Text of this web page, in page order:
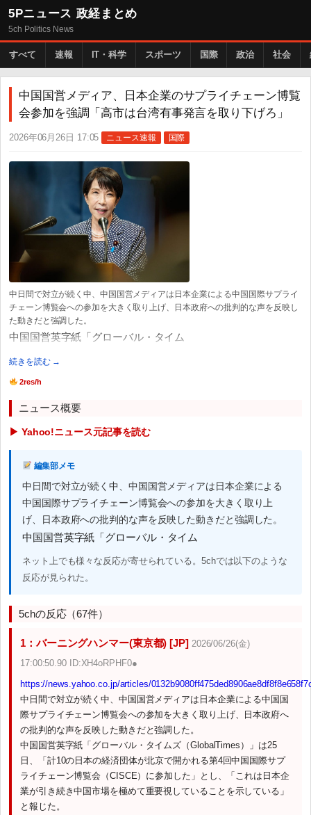
5Pニュース 政経まとめ
5ch Politics News
すべて 速報 IT・科学 スポーツ 国際 政治 社会
中国国営メディア、日本企業のサプライチェーン博覧
会参加を強調「高市は台湾有事発言を取り下げろ」
2026年06月26日 17:05 ニュース速報 国際
中日間で対立が続く中、中国国営メディアは日本企業による中国国際サプライ
チェーン博覧会への参加を大きく取り上げ、日本政府への批判的な声を反映し
た動きだと強調した。
中国国営英字紙「グローバル・タイム
続きを読む →
2res/h
ニュース概要
▶ Yahoo!ニュース元記事を読む
編集部メモ
中日間で対立が続く中、中国国営メディアは日本企業による
中国国際サプライチェーン博覧会への参加を大きく取り上
げ、日本政府への批判的な声を反映した動きだと強調した。
中国国営英字紙「グローバル・タイム
ネット上でも様々な反応が寄せられている。5chでは以下のような
反応が見られた。
5chの反応（67件）
1：バーニングハンマー(東京都) [JP] 2026/06/26(金)
17:00:50.90 ID:XH4oRPHF0●
https://news.yahoo.co.jp/articles/
中日間で対立が続く中、中国国営メディアは日本企業による中国国
際サプライチェーン博覧会への参加を大きく取り上げ、日本政府へ
の批判的な声を反映した動きだと強調した。
中国国営英字紙「グローバル・タイムズ（GlobalTimes）」は25
日、「計10の日本の経済団体が北京で開かれる第4回中国国際サプ
ライチェーン博覧会（CISCE）に参加した」とし、「これは日本企
業が引き続き中国市場を極めて重要視していることを示している」
と報じた。